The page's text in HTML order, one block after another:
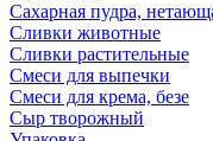
Сахарная пудра,
Сливки животные
Сливки растительные
Смеси для выпечки
Смеси для крема, безе
Сыр творожный